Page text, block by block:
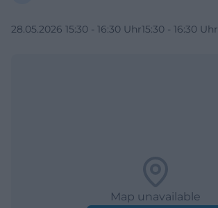
28.05.2026 15:30 - 16:30 Uhr15:30 - 16:30 Uhr
Map unavailable